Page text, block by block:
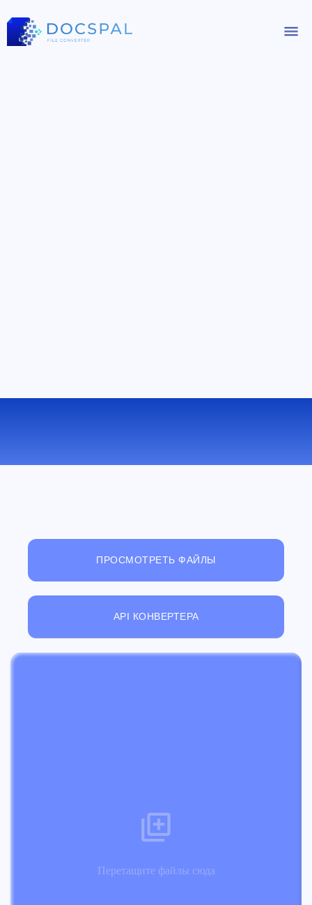
ПРОСМОТРЕТЬ ФАЙЛЫ
API КОНВЕРТЕРА
Перетащите файлы сюда